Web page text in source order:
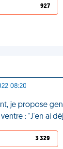
927
08:20
je propose
: "J'en ai
3 329